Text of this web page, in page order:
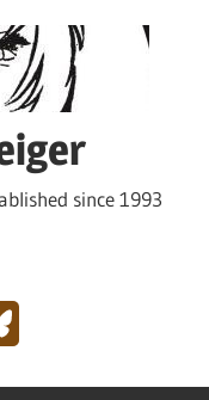
since 1993